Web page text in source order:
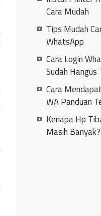
Cara Mudah
Tips Mudah
WhatsApp
Cara Login
Sudah Hangus
Cara
WA Panduan
Kenapa Hp
Masih Banyak?